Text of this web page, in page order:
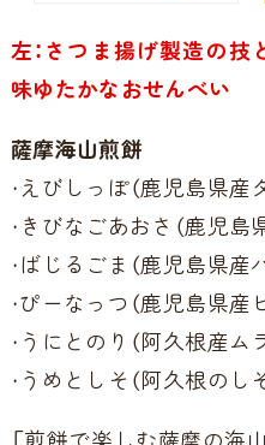
左：さつま揚げ製造の技
味ゆたかなおせんべい
薩摩海山煎餅
・えびしっぽ（鹿児島県産
・きびなごあおさ（鹿児
・ばじるごま（鹿児島県
・ぴーなっつ（鹿児島県産
・うにとのり（阿久根産ム
・うめとしそ（阿久根のし